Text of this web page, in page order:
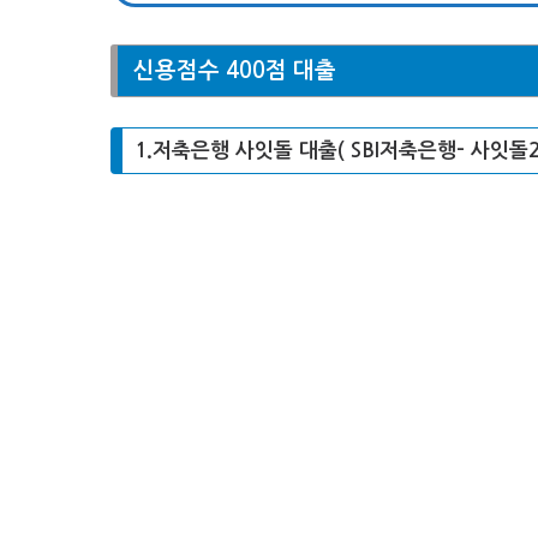
신용점수 400점 대출
1.저축은행 사잇돌 대출( SBI저축은행- 사잇돌